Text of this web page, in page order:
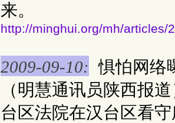
来。
http://minghui.org/mh/articles/
2009-09-10: 惧怕网络
（明慧通讯员陕西报
台区法院在汉台区看